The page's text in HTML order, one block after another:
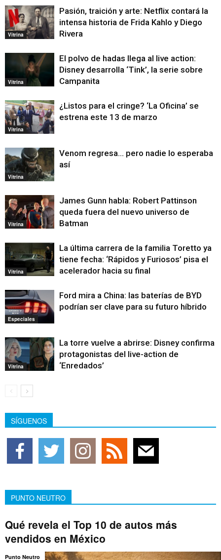
Vitrina
Pasión, traición y arte: Netflix contará la
intensa historia de Frida Kahlo y Diego
Rivera
Vitrina
El polvo de hadas llega al live action:
Disney desarrolla ‘Tink’, la serie sobre
Campanita
Vitrina
¿Listos para el cringe? ‘La Oficina’ se
estrena este 13 de marzo
Vitrina
Venom regresa… pero nadie lo esperaba
así
Vitrina
James Gunn habla: Robert Pattinson
queda fuera del nuevo universo de
Batman
Vitrina
La última carrera de la familia Toretto ya
tiene fecha: ‘Rápidos y Furiosos’ pisa el
acelerador hacia su final
Especiales
Ford mira a China: las baterías de BYD
podrían ser clave para su futuro híbrido
Vitrina
La torre vuelve a abrirse: Disney confirma
protagonistas del live-action de
‘Enredados’
SÍGUENOS
PUNTO NEUTRO
Qué revela el Top 10 de autos más
vendidos en México
Punto Neutro